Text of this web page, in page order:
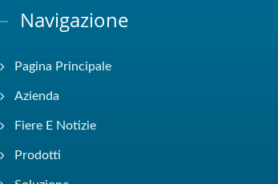
Navigazione
Pagina Principale
Azienda
Fiere E Notizie
Prodotti